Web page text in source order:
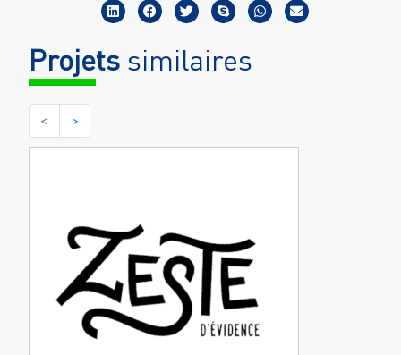
Projets similaires
< >